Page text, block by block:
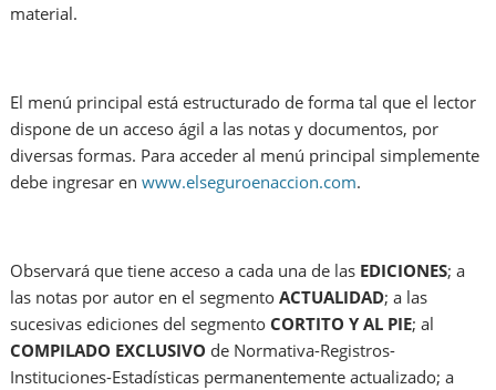
material.
El menú principal está estructurado de forma tal que el lector
dispone de un acceso ágil a las notas y documentos, por
diversas formas. Para acceder al menú principal simplemente
debe ingresar enwww.elseguroenaccion.com.
Observará que tiene acceso a cada una de las EDICIONES; a
las notas por autor en el segmentoACTUALIDAD; a las
sucesivas ediciones del segmento CORTITO Y AL PIE; al
COMPILADO EXCLUSIVO de Normativa-Registros-
Instituciones-Estadísticas permanentemente actualizado; a